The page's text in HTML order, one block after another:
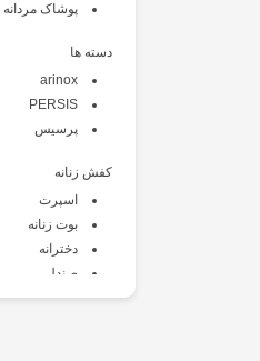
پوشاک مردانه
دسته ها
arinox
PERSIS
پرسیس
کفش زنانه
اسپرت
بوت زنانه
دخترانه
صندل
طبی